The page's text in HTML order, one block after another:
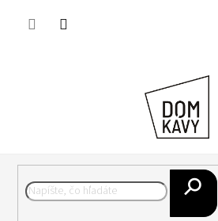
Hľadať